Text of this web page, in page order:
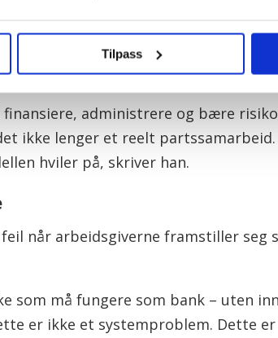
Tilpass
reell vilje til å diskutere hvem
i NHO Service og Handel, Vegard
administrere og bære
ikke lenger et reelt
hviler på, skriver han.
når arbeidsgiverne framstiller
som må fungere som bank – uten
er ikke et systemproblem. Dette